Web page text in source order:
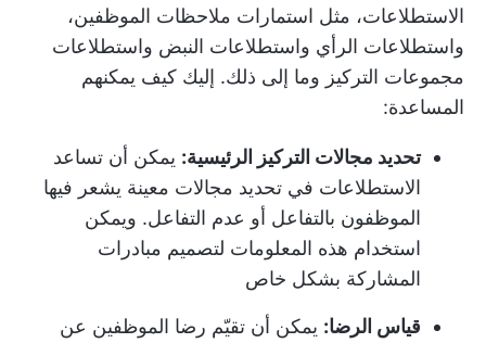
الاستطلاعات، مثل استمارات ملاحظات الموظفين،
واستطلاعات الرأي واستطلاعات النبض واستطلاعات
مجموعات التركيز وما إلى ذلك. إليك كيف يمكنهم
المساعدة:
تحديد مجالات التركيز الرئيسية: يمكن أن تساعد
الاستطلاعات في تحديد مجالات معينة يشعر فيها
الموظفون بالتفاعل أو عدم التفاعل. ويمكن
استخدام هذه المعلومات لتصميم مبادرات
المشاركة بشكل خاص
قياس الرضا: يمكن أن تقيّم رضا الموظفين عن